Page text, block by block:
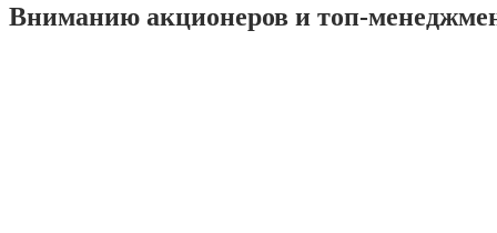
Вниманию акционеров и топ-